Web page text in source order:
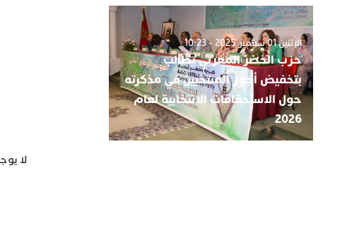
الإثنين 01 سبتمبر 2025 - 10:23
حزب الخضر المغربي يطالب
بتخفيض أجور المنتخبين في مذكرته
حول الاستحقاقات الانتخابية لعام
2026
لا